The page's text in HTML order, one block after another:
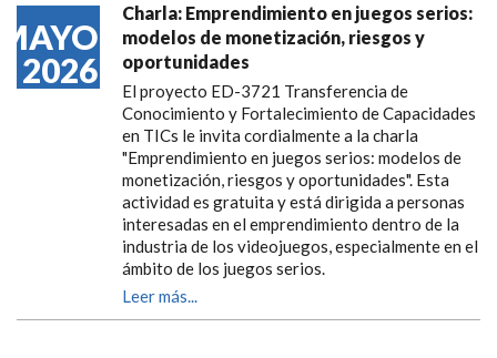
2026
Charla: Emprendimiento en juegos serios:
modelos de monetización, riesgos y
oportunidades
El proyecto ED-3721 Transferencia de
Conocimiento y Fortalecimiento de Capacidades
en TICs le invita cordialmente a la charla
"Emprendimiento en juegos serios: modelos de
monetización, riesgos y oportunidades". Esta
actividad es gratuita y está dirigida a personas
interesadas en el emprendimiento dentro de la
industria de los videojuegos, especialmente en el
ámbito de los juegos serios.
Leer más...